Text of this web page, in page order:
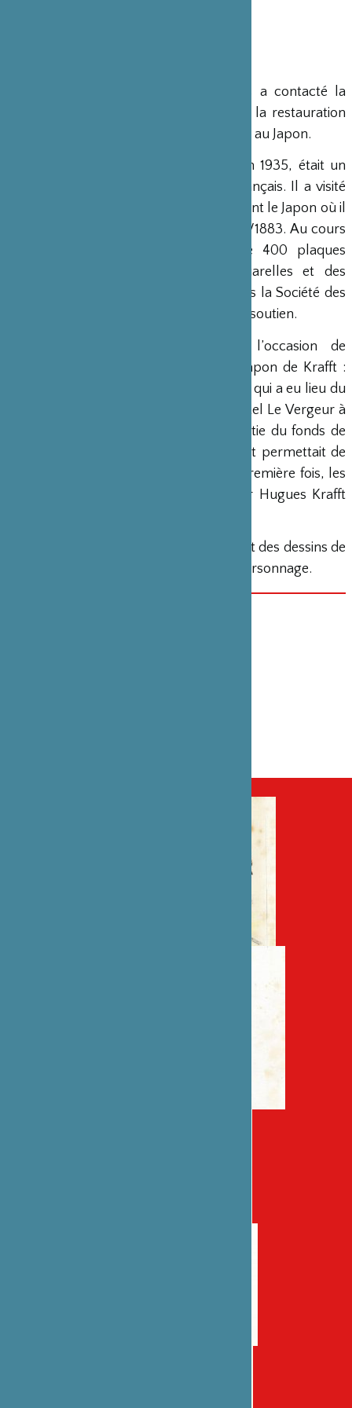
La Société des Amis du Vieux Reims a contacté la
Fondation pour demander une aide à la restauration
au Japon.
Hughes Krafft, né en 1853 et mort en 1935, était un
voyageur, photographe et mécène français. Il a visité
un grand nombre de pays et notamment le Japon où il
a séjourné pendant sept mois en 1882/1883. Au cours
de ce voyage, il a réalisé plus de 400 plaques
photographiques ainsi que des aquarelles et des
dessins pour la restauration desquelles la Société des
Amis du Vieux Reims a demandé notre soutien.
Cette restauration a été faite à l’occasion de
l’exposition intitulée « 1882-1883 Le Japon de Krafft :
Une rencontre entre Orient Occident » qui a eu lieu du
23 mars au 30 juin 2010 au Musée Hôtel Le Vergeur à
Reims. L’exposition présentait une partie du fonds de
photographies sur plaques de verre et permettait de
faire découvrir aux visiteurs, pour la première fois, les
aquarelles et les dessins réalisées par Hugues Krafft
Parmi les planches dessinées, sept sont des dessins de
paysages et neuf sont des études de personnage.